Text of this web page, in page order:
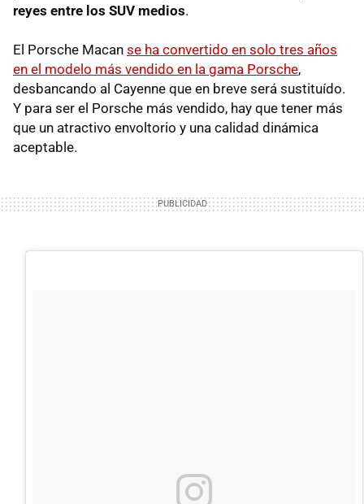
reyes entre los SUV medios.
El Porsche Macan se ha convertido en solo tres años
en el modelo más vendido en la gama Porsche,
desbancando al Cayenne que en breve será sustituído.
Y para ser el Porsche más vendido, hay que tener más
que un atractivo envoltorio y una calidad dinámica
aceptable.